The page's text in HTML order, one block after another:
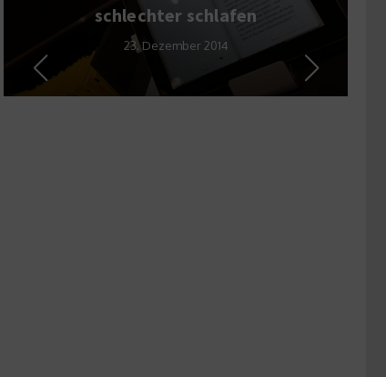
Krankenversicherung